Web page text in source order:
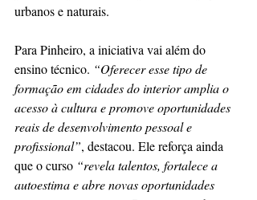
urbanos e naturais.
Para Pinheiro, a iniciativa vai além do
ensino técnico. “Oferecer esse tipo de
formação em cidades do interior amplia o
acesso à cultura e promove oportunidades
reais de desenvolvimento pessoal e
profissional”, destacou. Ele reforça ainda
que o curso “revela talentos, fortalece a
autoestima e abre novas oportunidades